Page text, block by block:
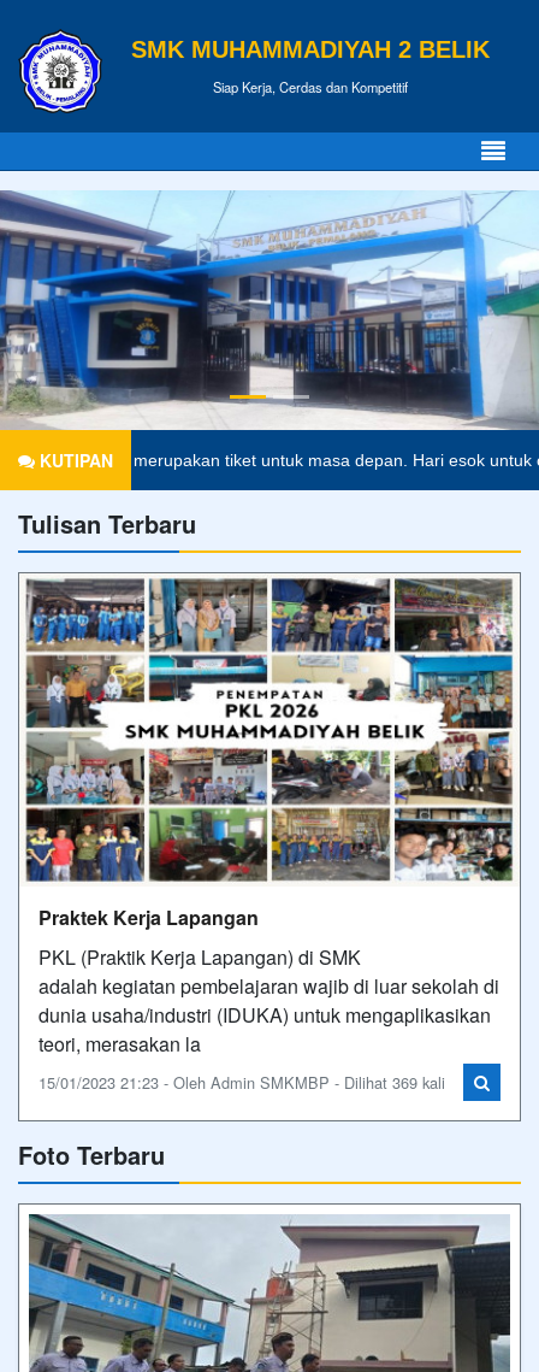
SMK MUHAMMADIYAH 2 BELIK
Siap Kerja, Cerdas dan Kompetitif
KUTIPAN
merupakan tiket untuk masa depan. Hari esok untuk orang-
Tulisan Terbaru
Praktek Kerja Lapangan
PKL (Praktik Kerja Lapangan) di SMK
adalah kegiatan pembelajaran wajib di luar sekolah di
dunia usaha/industri (IDUKA) untuk mengaplikasikan
teori, merasakan la
15/01/2023 21:23 - Oleh Admin SMKMBP - Dilihat 369 kali
Foto Terbaru